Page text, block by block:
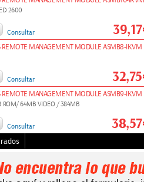
2600
Consultar
REMOTE MANAGEMENT MODULE ASMB8-IKVM
Consultar
REMOTE MANAGEMENT MODULE ASMB9-IKVM
ROM/ 64MB VIDEO / 384MB
Consultar